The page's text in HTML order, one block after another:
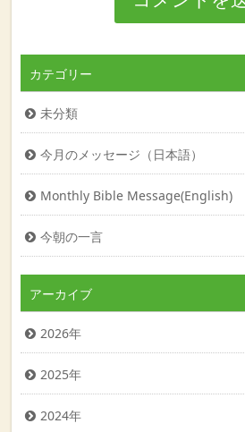
カテゴリー
未分類
今月のメッセージ（日本語）
Monthly Bible Message(English)
今朝の一言
アーカイブ
2026年
2025年
2024年